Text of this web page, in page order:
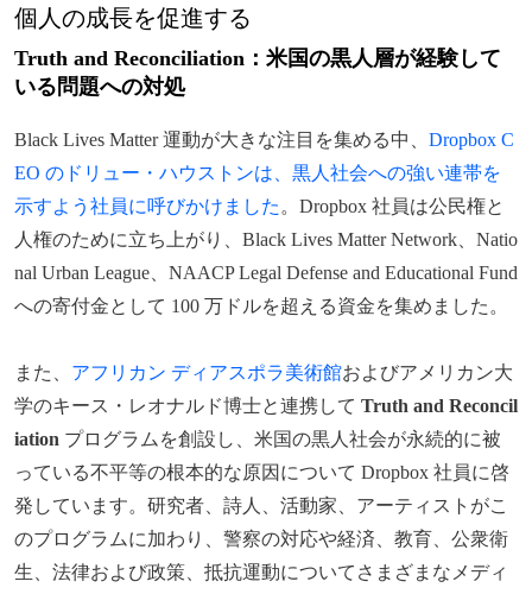
個人の成長を促進する
Truth and Reconciliation：米国の黒人層が経験して
いる問題への対処
Black Lives Matter 運動が大きな注目を集める中、 Dropbox C
EO のドリュー・ハウストンは、黒人社会への強い連帯を
示すよう社員に呼びかけました 。Dropbox 社員は公民権と
人権のために立ち上がり、Black Lives Matter Network、Natio
nal Urban League、NAACP Legal Defense and Educational Fund
への寄付金として 100 万ドルを超える資金を集めました。
また、 アフリカン ディアスポラ美術館およびアメリカン大
学のキース・レオナルド博士と連携して Truth and Reconcil
iation プログラムを創設し、米国の黒人社会が永続的に被
っている不平等の根本的な原因について Dropbox 社員に啓
発しています。研究者、詩人、活動家、アーティストがこ
のプログラムに加わり、警察の対応や経済、教育、公衆衛
生、法律および政策、抵抗運動についてさまざまなメディ